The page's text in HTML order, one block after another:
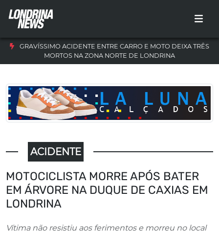
GRAVÍSSIMO ACIDENTE ENTRE CARRO E MOTO DEIXA TRÊS
MORTOS NA ZONA NORTE DE LONDRINA
ACIDENTE
MOTOCICLISTA MORRE APÓS BATER
EM ÁRVORE NA DUQUE DE CAXIAS EM
LONDRINA
Vítima não resistiu aos ferimentos e morreu no local